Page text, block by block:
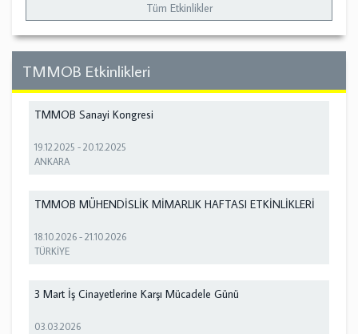
Tüm Etkinlikler
TMMOB Etkinlikleri
TMMOB Sanayi Kongresi
19.12.2025 -20.12.2025
ANKARA
TMMOB MÜHENDİSLİK MİMARLIK HAFTASI ETKİNLİKLERİ
18.10.2026 -21.10.2026
TÜRKİYE
3 Mart İş Cinayetlerine Karşı Mücadele Günü
03.03.2026